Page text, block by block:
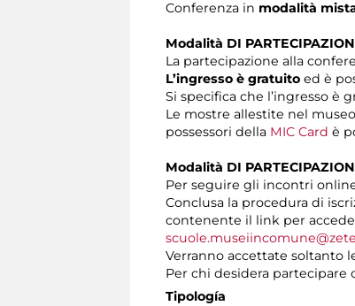
Conferenza in modalità
Modalità DI
La partecipazione alla
L’ingresso è gratuito ed è
Si specifica che l’ingresso è
Le mostre allestite nel
possessori della MIC Card è
Modalità DI
Per seguire gli incontri
Conclusa la procedura di
contenente il link per
Verranno accettate soltanto
Per chi desidera partecipare
Tipología